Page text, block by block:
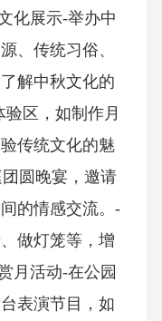
化展示-举办中
、传统习俗、
解中秋文化的
区，如制作月
传统文化的魅
圆晚宴，邀请
的情感交流。-
做灯笼等，增
月活动-在公园
表演节目，如